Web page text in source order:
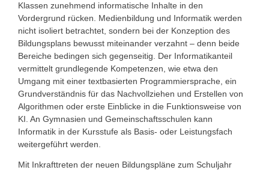
Klassen zunehmend informatische Inhalte in den
Vordergrund rücken. Medienbildung und Informatik werden
nicht isoliert betrachtet, sondern bei der Konzeption des
Bildungsplans bewusst miteinander verzahnt – denn beide
Bereiche bedingen sich gegenseitig. Der Informatikanteil
vermittelt grundlegende Kompetenzen, wie etwa den
Umgang mit einer textbasierten Programmiersprache, ein
Grundverständnis für das Nachvollziehen und Erstellen von
Algorithmen oder erste Einblicke in die Funktionsweise von
KI. An Gymnasien und Gemeinschaftsschulen kann
Informatik in der Kursstufe als Basis- oder Leistungsfach
weitergeführt werden.
Mit Inkrafttreten der neuen Bildungspläne zum Schuljahr